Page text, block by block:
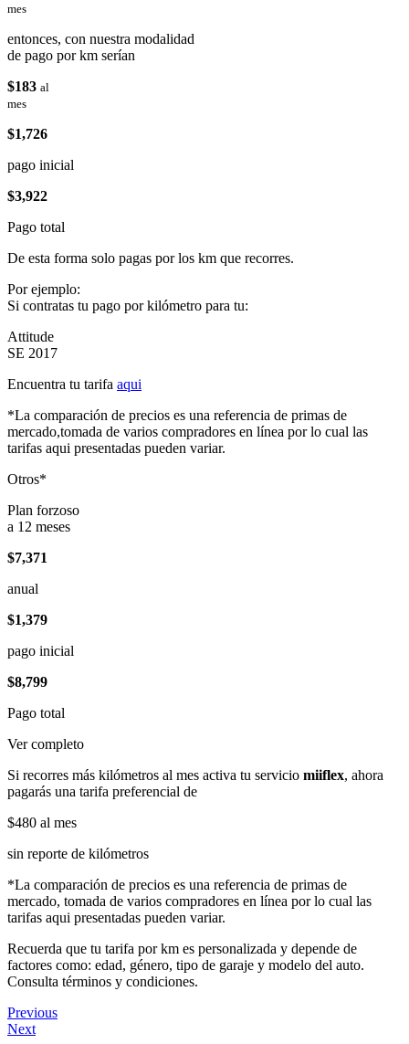
mes
entonces, con nuestra modalidad
de pago por km serían
$183 al
mes
$1,726
pago inicial
$3,922
Pago total
De esta forma solo pagas por los km que recorres.
Por ejemplo:
Si contratas tu pago por kilómetro para tu:
Attitude
SE 2017
Encuentra tu tarifa aqui
*La comparación de precios es una referencia de primas de
mercado,tomada de varios compradores en línea por lo cual las
tarifas aqui presentadas pueden variar.
Otros*
Plan forzoso
a 12 meses
$7,371
anual
$1,379
pago inicial
$8,799
Pago total
Ver completo
Si recorres más kilómetros al mes activa tu servicio miiflex, ahora
pagarás una tarifa preferencial de
$480 al mes
sin reporte de kilómetros
*La comparación de precios es una referencia de primas de
mercado, tomada de varios compradores en línea por lo cual las
tarifas aqui presentadas pueden variar.
Recuerda que tu tarifa por km es personalizada y depende de
factores como: edad, género, tipo de garaje y modelo del auto.
Consulta términos y condiciones.
Previous
Next